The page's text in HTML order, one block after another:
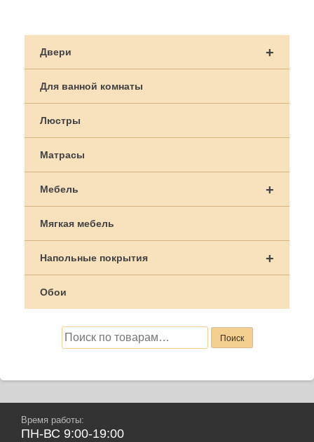
по
записям
+
Двери
Для ванной комнаты
Люстры
Матрасы
+
Мебель
Мягкая мебель
+
Напольные покрытия
Обои
Искать: Поиск
Время работы:
ПН-ВС 9:00-19:00